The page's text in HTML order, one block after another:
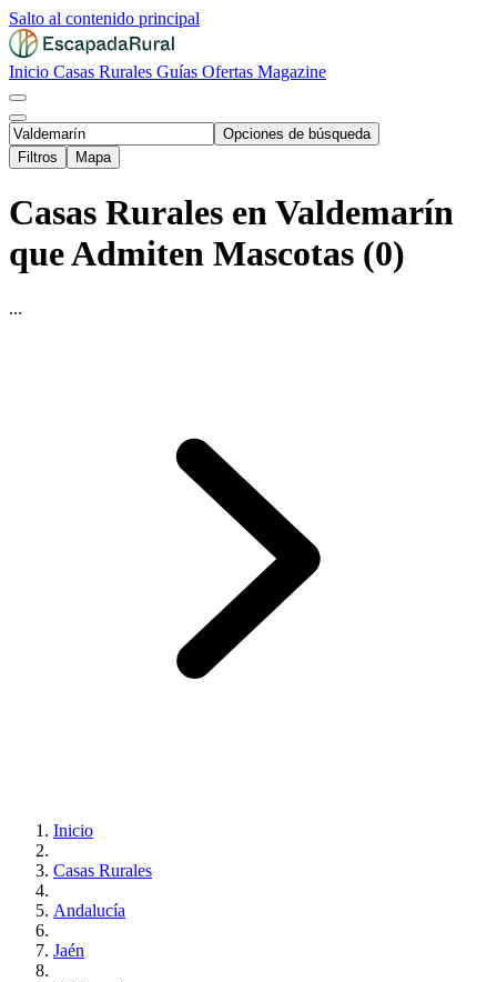
Salto al contenido principal
Inicio Casas Rurales Guías Ofertas Magazine
Opciones de búsqueda
Filtros
Mapa
Casas Rurales en Valdemarín
que Admiten Mascotas (0)
...
Inicio
Casas Rurales
Andalucía
Jaén